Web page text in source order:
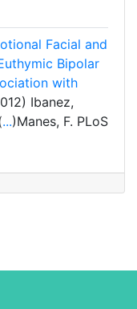
Facial and
Bipolar
with
Ibanez,
...)Manes, F. PLoS